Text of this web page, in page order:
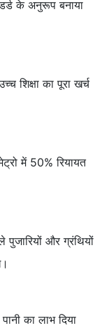
के अनुरूप बनाया
शिक्षा का पूरा खर्च
में 50% रियायत
पुजारियों और ग्रंथियों
का लाभ दिया